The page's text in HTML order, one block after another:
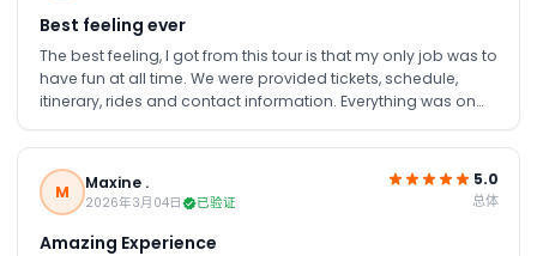
Best feeling ever
The best feeling, I got from this tour is that my only job was to
have fun at all time. We were provided tickets, schedule,
itinerary, rides and contact information. Everything was on
they showed answering all my questions. The tour guides
and the drivers were polite and always happy to share
curious and fuт information about the country and cities.
Recommend each and every place we visited Burj Kalifa,
desert, Abu Dabi, and the night cruise in Dubai.
M Maxine .
2026年3月04日 已验证
5.0
总体
Amazing Experience